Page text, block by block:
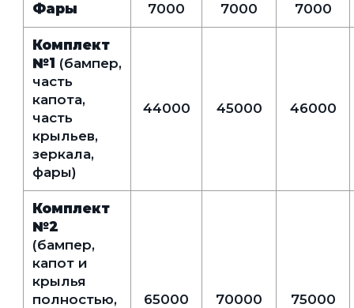
Фары 7000 7000 7000
Комплект
№1 (бампер,
часть
капота,
часть
крыльев,
зеркала,
фары)
44000 45000 46000
Комплект
№2
(бампер,
капот и
крылья
полностью,
65000 70000 75000